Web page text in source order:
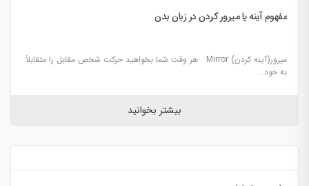
مفهوم آینه یا میرور کردن در زبان بدن
میرور(آینه کردن) Mirror هر وقت شما بخواهید حرکت شخص مقابل را متقابلاً
به خود...
بیشتر بخوانید